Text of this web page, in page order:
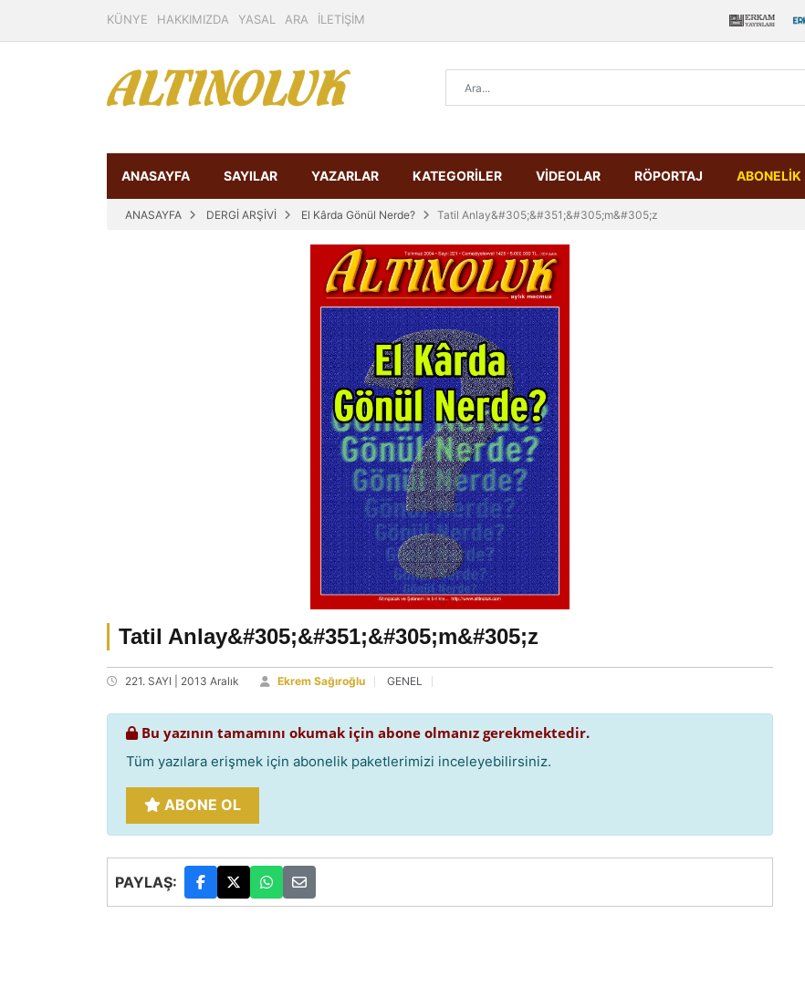
KÜNYE HAKKIMIZDA YASAL ARA İLETİŞİM
ANASAYFA SAYILAR YAZARLAR KATEGORİLER VİDEOLAR RÖPORTAJ ABONELİK
ANASAYFA DERGİ ARŞİVİ El Kârda Gönül Nerde? Tatil Anlay&#305;&#351;&#305;m&#305;z
Tatil Anlay&#305;&#351;&#305;m&#305;z
221. SAYI | 2013 Aralık Ekrem Sağıroğlu GENEL
Bu yazının tamamını okumak için abone olmanız gerekmektedir.
Tüm yazılara erişmek için abonelik paketlerimizi inceleyebilirsiniz.
ABONE OL
PAYLAŞ: